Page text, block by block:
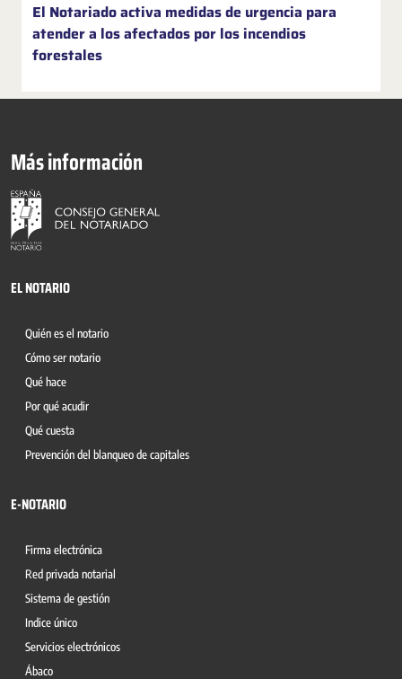
El Notariado activa medidas de urgencia para
atender a los afectados por los incendios
forestales
Más información
EL NOTARIO
Quién es el notario
Cómo ser notario
Qué hace
Por qué acudir
Qué cuesta
Prevención del blanqueo de capitales
E-NOTARIO
Firma electrónica
Red privada notarial
Sistema de gestión
Indice único
Servicios electrónicos
Ábaco